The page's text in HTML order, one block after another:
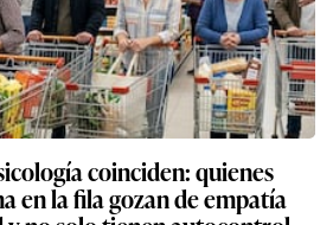
coinciden: quienes
en la fila gozan de empatía